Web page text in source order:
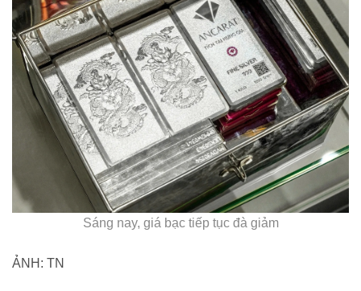
Sáng nay, giá bạc tiếp tục đà giảm
ẢNH: TN